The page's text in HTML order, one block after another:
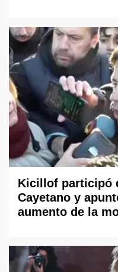
Kicillof participó
Cayetano y
aumento de la